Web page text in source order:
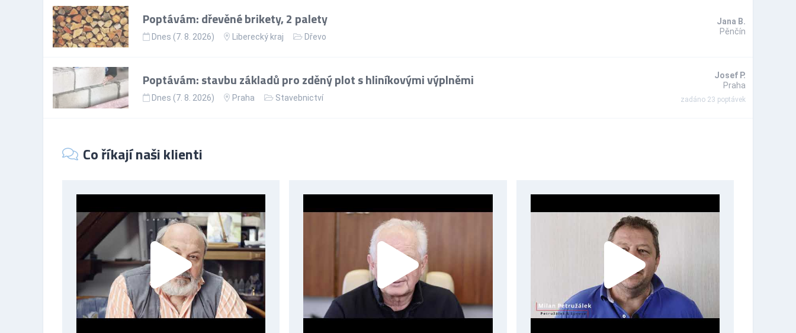
Poptávám: dřevěné brikety, 2 palety
Dnes (7. 8. 2026) Liberecký kraj Dřevo
Jana B.
Pěnčín
Poptávám: stavbu základů pro zděný plot s hliníkovými výplněmi
Dnes (7. 8. 2026) Praha Stavebnictví
Josef P.
Praha
zadáno 23 poptávek
Co říkají naši klienti